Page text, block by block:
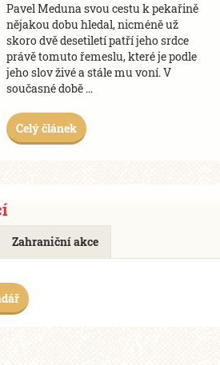
Pavel Meduna svou cestu k pekařině
nějakou dobu hledal, nicméně už
skoro dvě desetiletí patří jeho srdce
právě tomuto řemeslu, které je podle
jeho slov živé a stále mu voní. V
současné době ...
Celý článek
Zahraniční akce